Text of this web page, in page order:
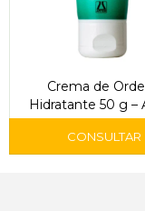
Crema de
Hidratante 50 g –